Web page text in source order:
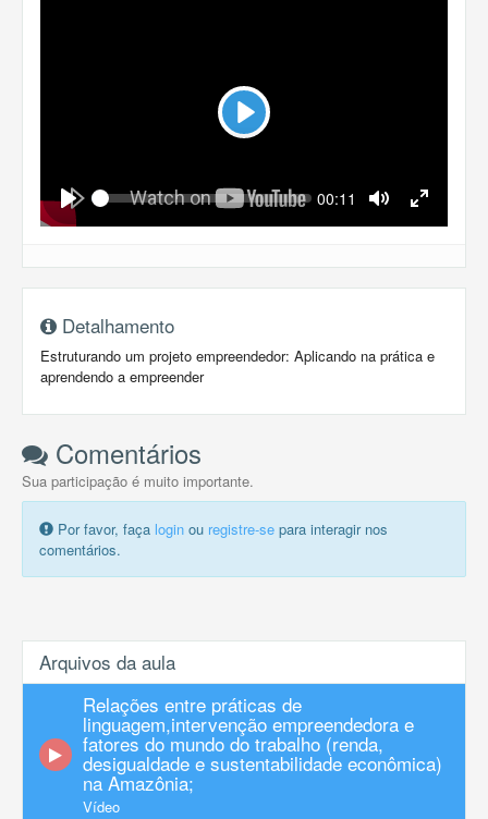
Play
Play
Seek Current
00:11
Mute Fullscreen
Detalhamento
Estruturando um projeto empreendedor: Aplicando na prática e
aprendendo a empreender
Comentários
Sua participação é muito importante.
Por favor, faça login ou registre-se para interagir nos
comentários.
Arquivos da aula
Relações entre práticas de
linguagem,intervenção empreendedora e
fatores do mundo do trabalho (renda,
desigualdade e sustentabilidade econômica)
na Amazônia;
Vídeo